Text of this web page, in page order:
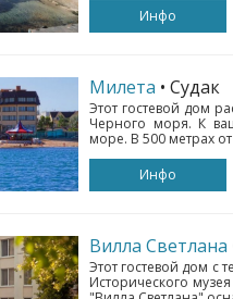
Инфо
Милета • Судак
Этот гостевой дом
Черного моря. К
море. В 500 метрах
Инфо
Вилла Светлана
Этот гостевой дом с
Исторического